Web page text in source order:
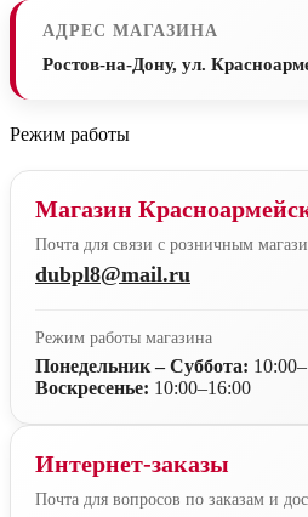
АДРЕС МАГАЗИНА
Ростов-на-Дону, ул.
Режим работы
Магазин
Почта для связи с розничным
dubpl8@mail.ru
Режим работы магазина
Понедельник – Суббота:
Воскресенье: 10:00–16:00
Интернет-заказы
Почта для вопросов по заказам и